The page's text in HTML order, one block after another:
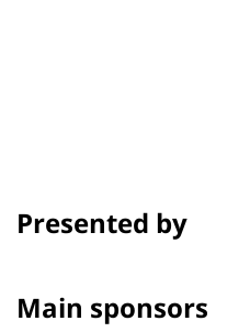
Presented by
Main sponsors